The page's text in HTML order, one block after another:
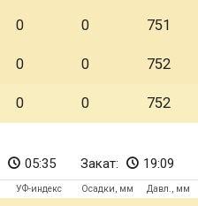
0 0 751
0 0 752
0 0 752
05:35 Закат: 19:09
УФ-индекс Осадки, мм Давл., мм